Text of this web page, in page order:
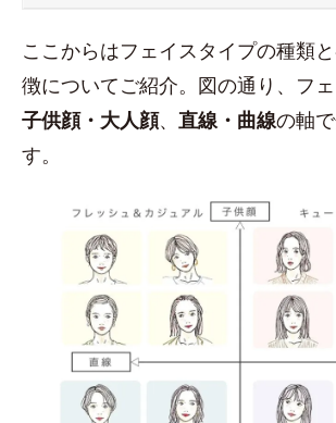
ここからはフェイスタイプの種類
徴についてご紹介。図の通り、フ
子供顔・大人顔、 直線・曲線の軸
す。